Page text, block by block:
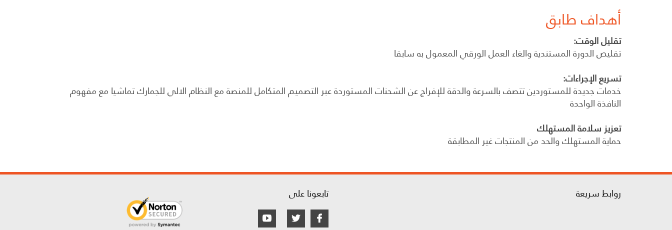
أهداف طابق
تقليل الوقت:
تقليص الدورة المستندية والغاء العمل الورقي المعمول به سابقا
تسريع الإجراءات:
خدمات جديدة للمستوردين تتصف بالسرعة والدقة للإفراج عن الشحنات المستوردة عبر التصميم المتكامل للمنصة مع النظام الالي للجمارك تماشيا مع مفهوم
النافذة الواحدة
تعزيز سلامة المستهلك
حماية المستهلك والحد من المنتجات غير المطابقة
روابط سريعة تابعونا على